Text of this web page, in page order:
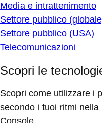
Media e intrattenimento
Settore pubblico
Settore pubblico (USA)
Telecomunicazioni
Scopri le
Scopri come utilizzare i
secondo i tuoi ritmi
Console.